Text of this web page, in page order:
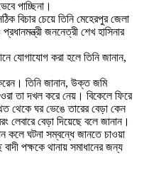
পাচ্ছিনা।
বিচার চেয়ে তিনি মেহেরপুর জেলা
জননেত্রী শেখ হাসিনার
যোগাযোগ করা হলে তিনি জানান,
তিনি জানান, উক্ত জমি
তা দখল করে নেয়। বিকেলে ফিরে
থেকে ঘর ভেঙে তারের বেড়া কেন
লেবারে বেড়া দিয়েছে বলে জানান।
কলে ঘটনা সম্বন্ধে জানতে চাওয়া
পক্ষকে থানায় সমাধানের জন্য